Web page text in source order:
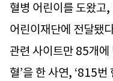
혈병 어린이를 도왔고
어린이재단에 전달됐
관련 사이트만 85개
혈’을 한 사연, ‘815번